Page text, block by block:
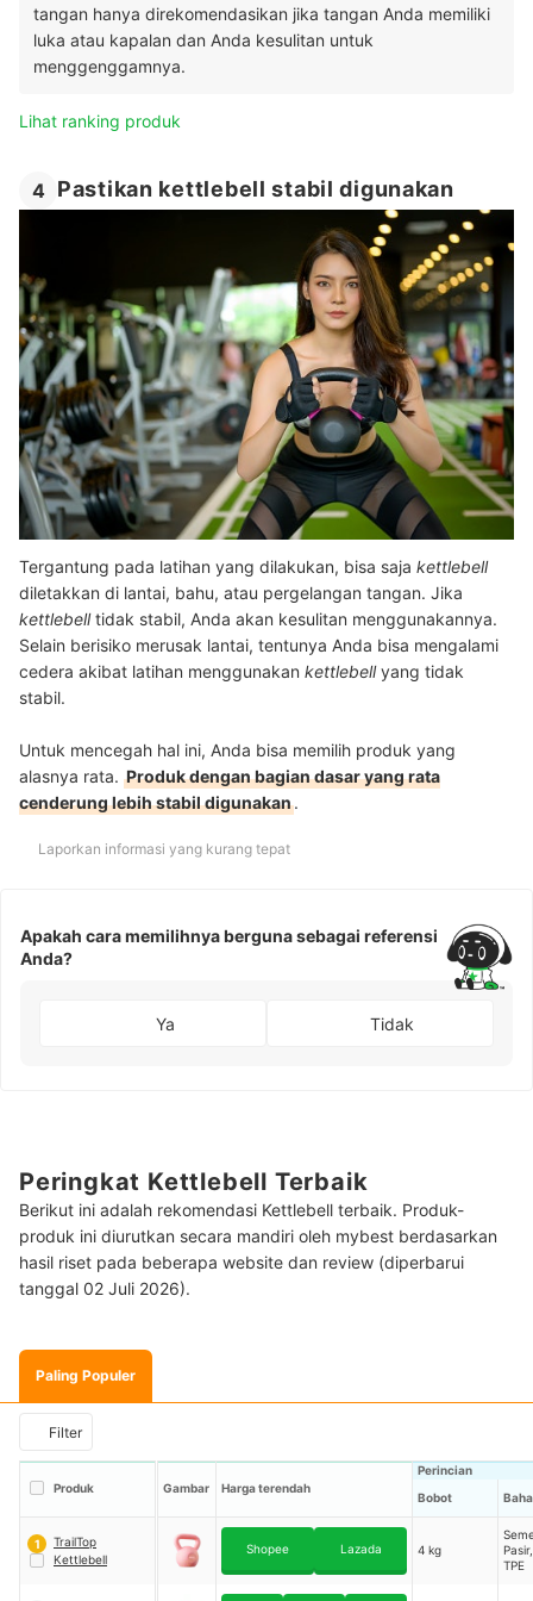
tangan hanya direkomendasikan jika tangan Anda memiliki
luka atau kapalan dan Anda kesulitan untuk
menggenggamnya.
Lihat ranking produk
4 Pastikan kettlebell stabil digunakan
Tergantung pada latihan yang dilakukan, bisa saja kettlebell
diletakkan di lantai, bahu, atau pergelangan tangan. Jika
kettlebelltidak stabil, Anda akan kesulitan menggunakannya.
Selain berisiko merusak lantai, tentunya Anda bisa mengalami
cedera akibat latihan menggunakan kettlebellyang tidak
stabil.
Untuk mencegah hal ini, Anda bisa memilih produk yang
alasnya rata. Produk dengan bagian dasar yang rata
cenderung lebih stabil digunakan.
Laporkan informasi yang kurang tepat
Apakah cara memilihnya berguna sebagai referensi
Anda?
Ya Tidak
Peringkat Kettlebell Terbaik
Berikut ini adalah rekomendasi Kettlebell terbaik. Produk-
produk ini diurutkan secara mandiri oleh mybest berdasarkan
hasil riset pada beberapa website dan review (diperbarui
tanggal 02 Juli 2026).
Paling Populer
Filter
Produk Gambar Harga terendah
Perincian
Bobot
1
TrailTop
Kettlebell
Shopee Lazada 4 kg
TPE